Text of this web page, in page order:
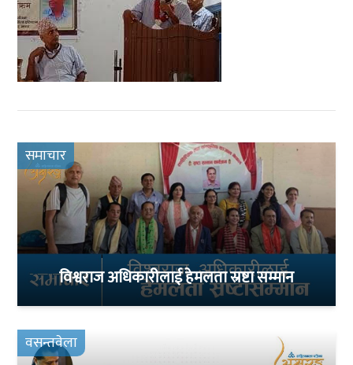
समाचार
विश्वराज अधिकारीलाई हेमलता स्रष्टा सम्मान
वसन्तवेला